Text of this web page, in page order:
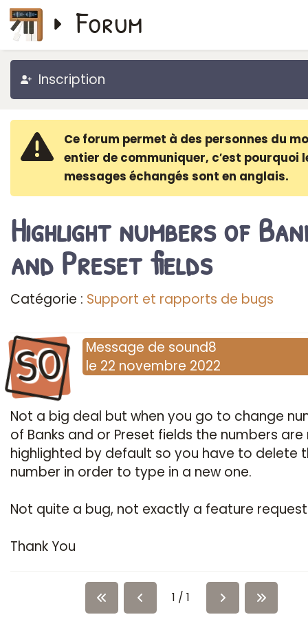
Forum
Inscription
Ce forum permet à des personnes du
entier de communiquer, c′est pourquoi
messages échangés sont en anglais.
Highlight numbers of
and Preset fields
Catégorie : Support et rapports de bugs
SO Message de sound8
le 22 novembre 2022
Not a big deal but when you go to change
of Banks and or Preset fields the numbers
highlighted by default so you have to delete
number in order to type in a new one.
Not quite a bug, not exactly a feature
Thank You
1 / 1